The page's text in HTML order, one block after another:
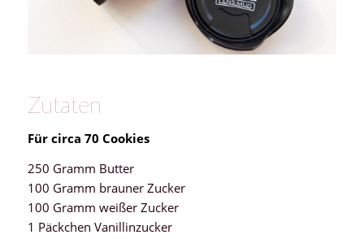
Zutaten
Für circa 70 Cookies
250 Gramm Butter
100 Gramm brauner Zucker
100 Gramm weißer Zucker
1 Päckchen Vanillinzucker